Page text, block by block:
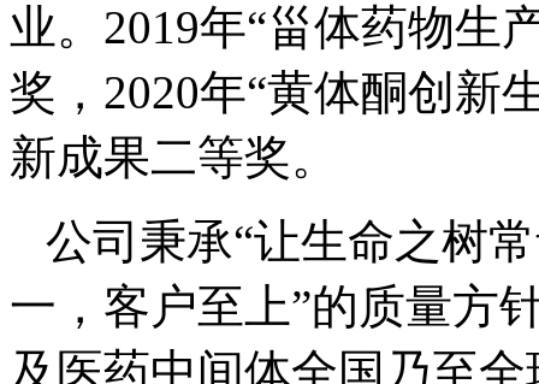
业。2019年“甾体药物生
奖，2020年“黄体酮创新
新成果二等奖。
公司秉承“让生命之树
一，客户至上”的质量方
及医药中间体全国乃至